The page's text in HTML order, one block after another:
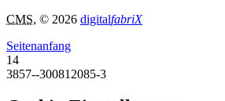
CMS, © 2026 digitalfabriX
Seitenanfang
14
3857--300812085-3